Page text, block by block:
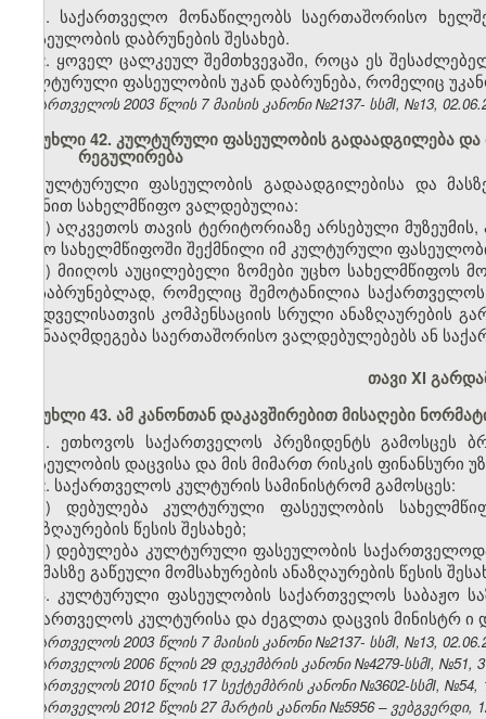
1. საქართველო მონაწილეობს საერთაშორისო
ფასეულობის დაბრუნების შესახებ.
2. ყოველ ცალკეულ შემთხვევაში, როცა ეს
კულტურული ფასეულობის უკან დაბრუნება, რომელიც
საქართველოს 2003 წლის 7 მაისის კანონი №2137- სსმI, №13,
მუხლი 42. კულტურული ფასეულობის გადაადგილება და
რეგულირება
კულტურული ფასეულობის გადაადგილებისა და
მიზნით სახელმწიფო ვალდებულია:
ა) აღკვეთოს თავის ტერიტორიაზე არსებული
უცხო სახელმწიფოში შექმნილი იმ კულტურული
ბ) მიიღოს აუცილებელი ზომები უცხო სახელმწიფოს
დასაბრუნებლად, რომელიც შემოტანილია
მყიდველისათვის კომპენსაციის სრული ანაზღაურების
ეწინააღმდეგება საერთაშორისო ვალდებულებებს ან
თავი XI
მუხლი 43. ამ კანონთან დაკავშირებით მისაღები
1. ეთხოვოს საქართველოს პრეზიდენტს გამოსცეს
ფასეულობის დაცვისა და მის მიმართ რისკის ფინანსური
2. საქართველოს კულტურის სამინისტრომ გამოსცეს:
ა) დებულება კულტურული ფასეულობის
ანაზღაურების წესის შესახებ;
ბ) დებულება კულტურული ფასეულობის
და მასზე გაწეული მომსახურების ანაზღაურების წესის
3. კულტურული ფასეულობის საქართველოს საბაჟო
საქართველოს კულტურისა და ძეგლთა დაცვის მინისტრი
საქართველოს 2003 წლის 7 მაისის კანონი №2137- სსმI, №13,
საქართველოს 2006 წლის 29 დეკემბრის კანონი №4279-სსმI, №51,
საქართველოს 2010 წლის 17 სექტემბრის კანონი №3602-სსმI, №54,
საქართველოს 2012 წლის 27 მარტის კანონი №5956 – ვებგვერდი,